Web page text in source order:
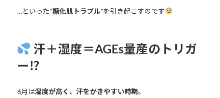
…といった“糖化肌トラブル”を引き起こすのです
汗＋湿度＝AGEs量産のトリガ
ー⁉
6月は湿度が高く、汗をかきやすい時期。